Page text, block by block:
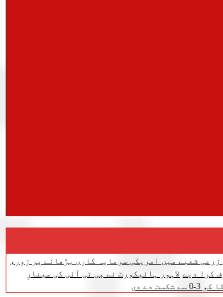
زرعی شعبے میں امریکی سرمایہ کاری بڑھانے پر زور،
لاہور ہائیکورٹ نے پی ٹی آئی کی مینارِ
دے دی